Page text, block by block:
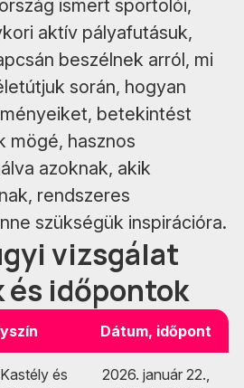
ismert sportolói,
aktív pályafutásuk,
beszélnek arról, mi
során, hogyan
betekintést
mögé, hasznos
azoknak, akik
rendszeres
szükségük inspirációra.
vizsgálat
időpontok
Dátum, időpont
és
2026. január 22.,